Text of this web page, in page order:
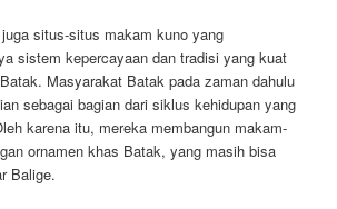
situs-situs makam kuno yang
sistem kepercayaan dan tradisi yang kuat
Masyarakat Batak pada zaman dahulu
sebagai bagian dari siklus kehidupan yang
karena itu, mereka membangun makam-
ornamen khas Batak, yang masih bisa
Balige.